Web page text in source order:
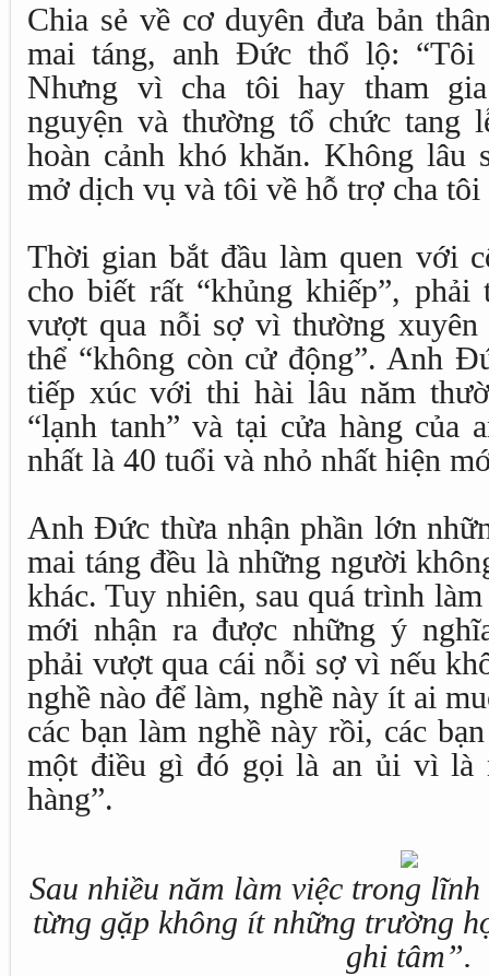
Chia sẻ về cơ duyên đưa bản
mai táng, anh Đức thổ lộ: “Tôi
Nhưng vì cha tôi hay tham
nguyện và thường tổ chức tang
hoàn cảnh khó khăn. Không lâu
mở dịch vụ và tôi về hỗ trợ cha tôi
Thời gian bắt đầu làm quen với
cho biết rất “khủng khiếp”, phải
vượt qua nỗi sợ vì thường
thể “không còn cử động”. Anh
tiếp xúc với thi hài lâu năm
“lạnh tanh” và tại cửa hàng của
nhất là 40 tuổi và nhỏ nhất hiện
Anh Đức thừa nhận phần lớn
mai táng đều là những người
khác. Tuy nhiên, sau quá trình
mới nhận ra được những ý
phải vượt qua cái nỗi sợ vì nếu
nghề nào để làm, nghề này ít ai
các bạn làm nghề này rồi, các
một điều gì đó gọi là an ủi vì là
hàng”.
Sau nhiều năm làm việc trong
từng gặp không ít những trường
ghi tâm”.